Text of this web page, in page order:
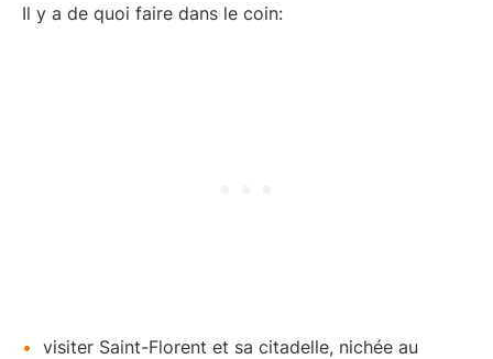
Il y a de quoi faire dans le coin:
visiter Saint-Florent et sa citadelle, nichée au